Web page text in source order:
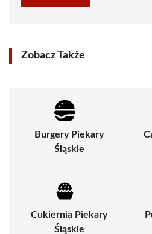
Zobacz Także
Burgery Piekary
Śląskie
Cukiernia Piekary
Śląskie